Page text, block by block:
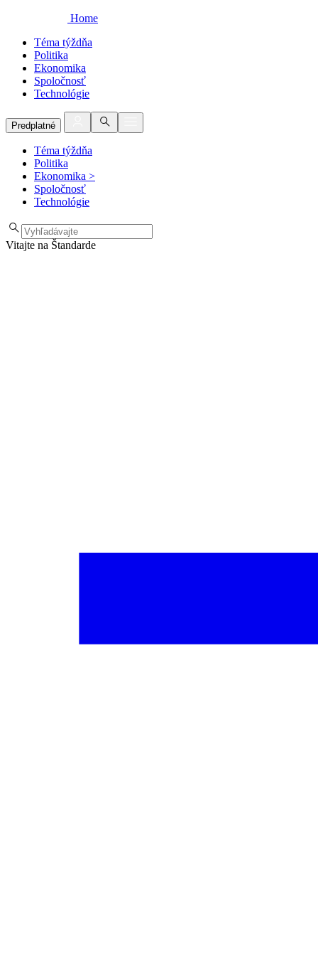
Home
Téma týždňa
Politika
Ekonomika
Spoločnosť
Technológie
Predplatné
Téma týždňa
Politika
Ekonomika >
Spoločnosť
Technológie
Vitajte na Štandarde